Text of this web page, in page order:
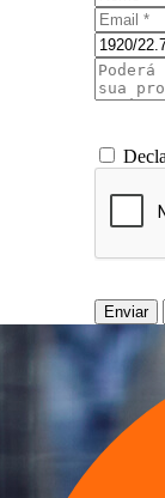
Enviar